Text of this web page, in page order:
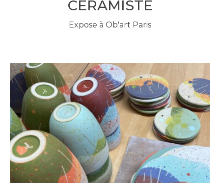
CÉRAMISTE
Expose à Ob'art Paris